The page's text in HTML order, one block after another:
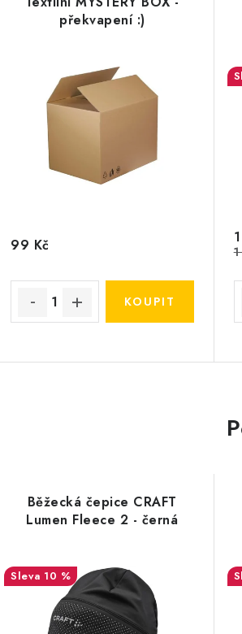
překvapení :)
99 Kč
Běžecká čepice CRAFT
Lumen Fleece 2 - černá
10 %